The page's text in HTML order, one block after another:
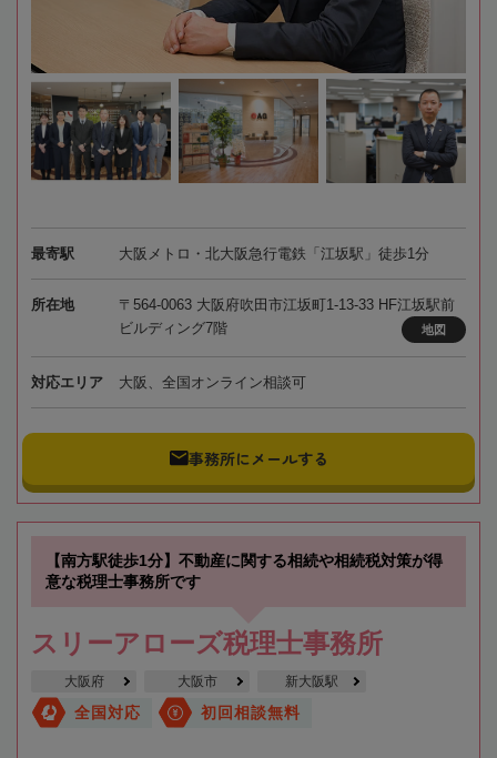
最寄駅 大阪メトロ・北大阪急行電鉄「江坂駅」徒歩1分
所在地
〒564-0063 大阪府吹田市江坂町1-13-33 HF江坂駅前
ビルディング7階
地図
対応エリア 大阪、全国オンライン相談可
事務所にメールする
【南方駅徒歩1分】不動産に関する相続や相続税対策が得
意な税理士事務所です
スリーアローズ税理士事務所
大阪府 大阪市 新大阪駅
全国対応 初回相談無料